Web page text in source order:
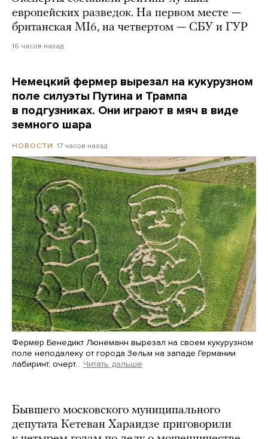
европейских разведок. На первом месте —
британская MI6, на четвертом — СБУ и ГУР
16 часов назад
Немецкий фермер вырезал на кукурузном
поле силуэты Путина и Трампа
в подгузниках. Они играют в мяч в виде
земного шара
НОВОСТИ 17 часов назад
Фермер Бенедикт Люнеманн вырезал на своем кукурузном
поле неподалеку от города Зельм на западе Германии
лабиринт, очерт… Читать дальше
Бывшего московского муниципального
депутата Кетеван Хараидзе приговорили